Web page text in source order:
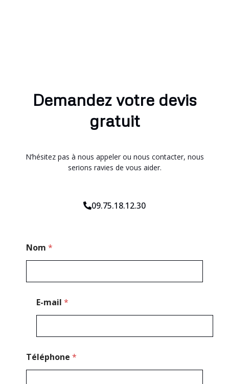
Demandez votre devis
gratuit
N’hésitez pas à nous appeler ou nous contacter, nous
serions ravies de vous aider.
09.75.18.12.30
Nom *
E-mail *
Téléphone *